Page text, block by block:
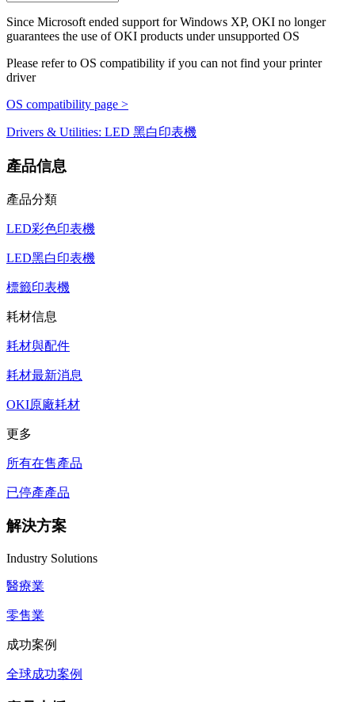
Since Microsoft ended support for Windows XP, OKI no longer
guarantees the use of OKI products under unsupported OS
Please refer to OS compatibility if you can not find your printer
driver
OS compatibility page >
Drivers & Utilities: LED 黑白印表機
產品信息
產品分類
LED彩色印表機
LED黑白印表機
標籤印表機
耗材信息
耗材與配件
耗材最新消息
OKI原廠耗材
更多
所有在售產品
已停產產品
解決方案
Industry Solutions
醫療業
零售業
成功案例
全球成功案例